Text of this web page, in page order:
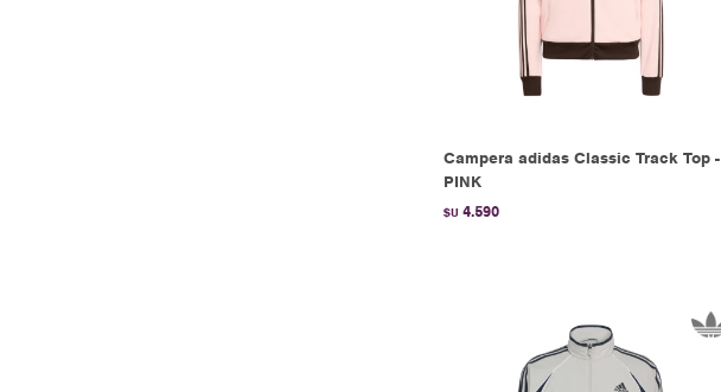
Campera adidas Classic Track Top -
PINK
$U 4.590